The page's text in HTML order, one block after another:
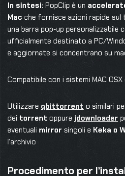
In sintesi: PopClip è un
Mac che fornisce azioni rapide
una barra pop-up personalizzabile
ufficialmente destinato a PC/
e aggiornate si concentrano su
Compatibile con i sistemi MAC OSX
Utilizzare qbittorrent o similari
dei torrent oppure jdownloader
eventuali mirror singoli e Keka o
l’archivio
Procedimento per